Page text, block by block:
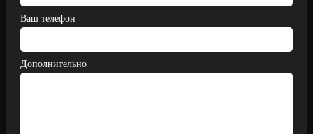
Ваш телефон
Дополнительно